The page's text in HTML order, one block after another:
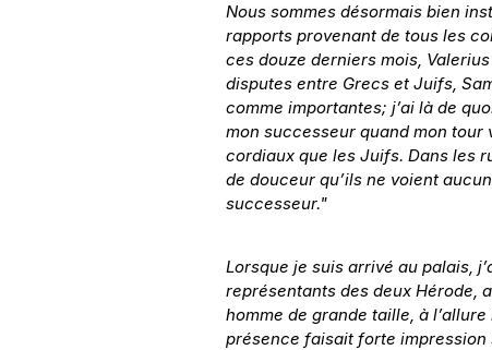
Nous sommes désormais bien
rapports provenant de tous les
ces douze derniers mois,
disputes entre Grecs et Juifs,
comme importantes; j’ai là de
mon successeur quand mon
cordiaux que les Juifs. Dans les
de douceur qu’ils ne voient
successeur."
Lorsque je suis arrivé au palais,
représentants des deux Hérode,
homme de grande taille, à
présence faisait forte impression